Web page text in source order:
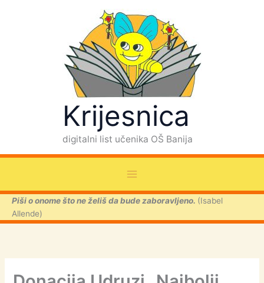
Krijesnica
digitalni list učenika OŠ Banija
Piši o onome što ne želiš da bude zaboravljeno. (Isabel
Allende)